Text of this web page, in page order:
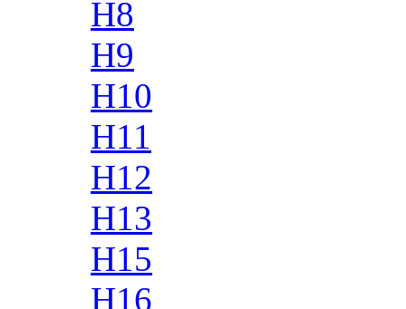
H8
H9
H10
H11
H12
H13
H15
H16